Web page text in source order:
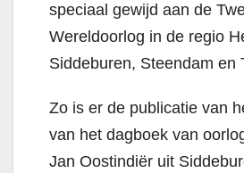
speciaal gewijd aan de
Wereldoorlog in de regio
Siddeburen, Steendam en
Zo is er de publicatie van
van het dagboek van
Jan Oostindiër uit